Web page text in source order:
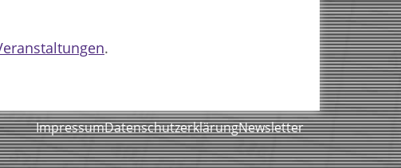
.
ImpressumDatenschutzerklärungNewsletter